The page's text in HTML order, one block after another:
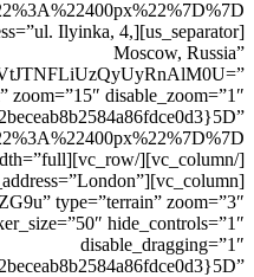
Ilyinka, 4,
Moscow, Russia”
zoom=”15″ disable_zoom=”1″
type=”terrain” zoom=”3″
hide_controls=”1″
disable_dragging=”1″